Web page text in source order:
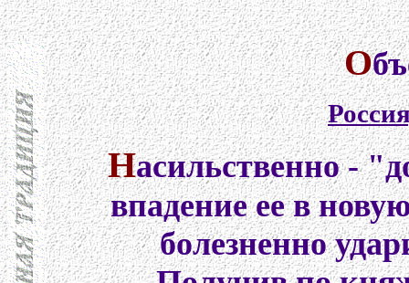
О
Насильственно -
впадение ее в
болезненно